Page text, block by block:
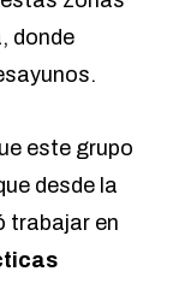
donde
este grupo
desde la
trabajar en